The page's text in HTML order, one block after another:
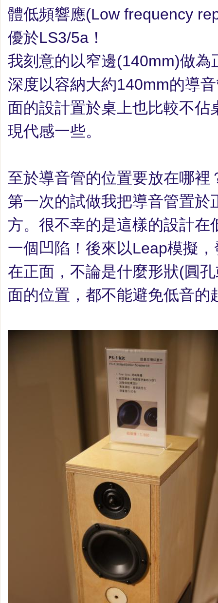
體低頻響應(Low frequency
優於LS3/5a ！
我刻意的以窄邊(140mm)做為
深度以容納大約140mm的導
面的設計置於桌上也比較不佔
現代感一些。
至於導音管的位置要放在哪裡
第一次的試做我把導音管置於
方。很不幸的是這樣的設計在
一個凹陷！後來以Leap模擬
在正面，不論是什麼形狀(圓
面的位置，都不能避免低音的